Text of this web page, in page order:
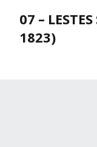
07 –
1823)